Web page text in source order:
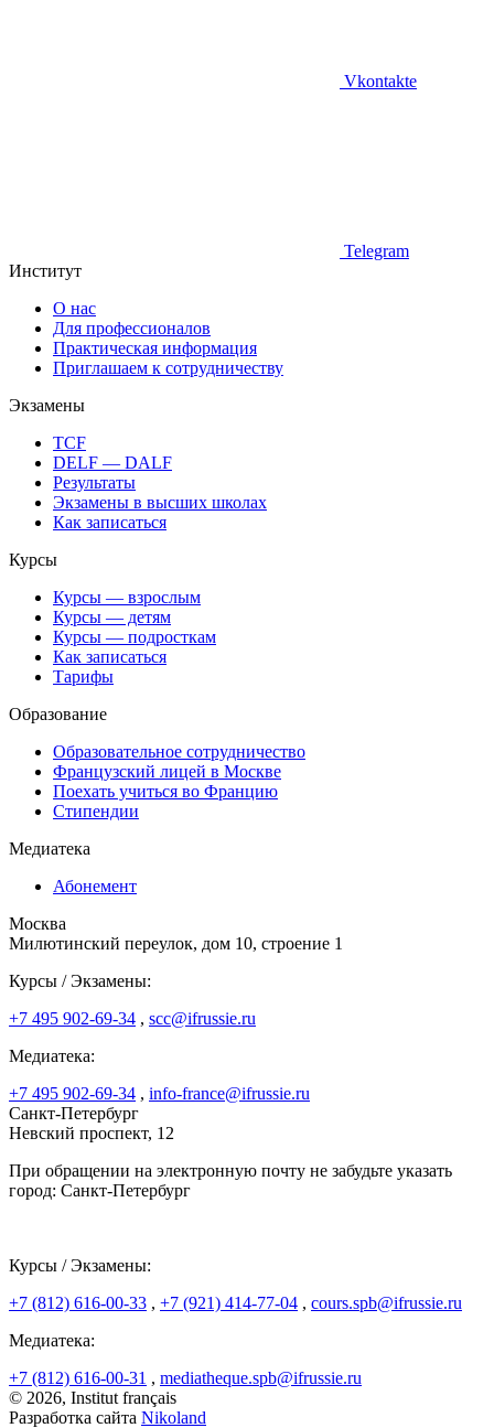
Vkontakte
Telegram
Институт
О нас
Для профессионалов
Практическая информация
Приглашаем к сотрудничеству
Экзамены
TCF
DELF — DALF
Результаты
Экзамены в высших школах
Как записаться
Курсы
Курсы — взрослым
Курсы — детям
Курсы — подросткам
Как записаться
Тарифы
Образование
Образовательное сотрудничество
Французский лицей в Москве
Поехать учиться во Францию
Стипендии
Медиатека
Абонемент
Москва
Милютинский переулок, дом 10, строение 1
Курсы / Экзамены:
+7 495 902-69-34 , scc@ifrussie.ru
Медиатека:
+7 495 902-69-34 , info-france@ifrussie.ru
Санкт-Петербург
Невский проспект, 12
При обращении на электронную почту не забудьте указать
город: Санкт-Петербург
Курсы / Экзамены:
+7 (812) 616-00-33 , +7 (921) 414-77-04 , cours.spb@ifrussie.ru
Медиатека:
+7 (812) 616-00-31 , mediatheque.spb@ifrussie.ru
© 2026, Institut français
Разработка сайта Nikoland